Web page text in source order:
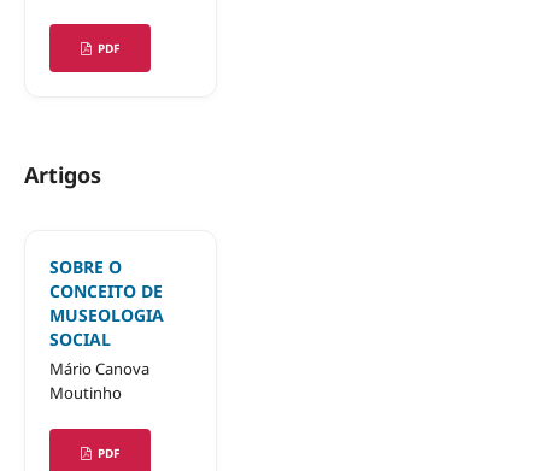
PDF
Artigos
SOBRE O
CONCEITO DE
MUSEOLOGIA
SOCIAL
Mário Canova
Moutinho
PDF